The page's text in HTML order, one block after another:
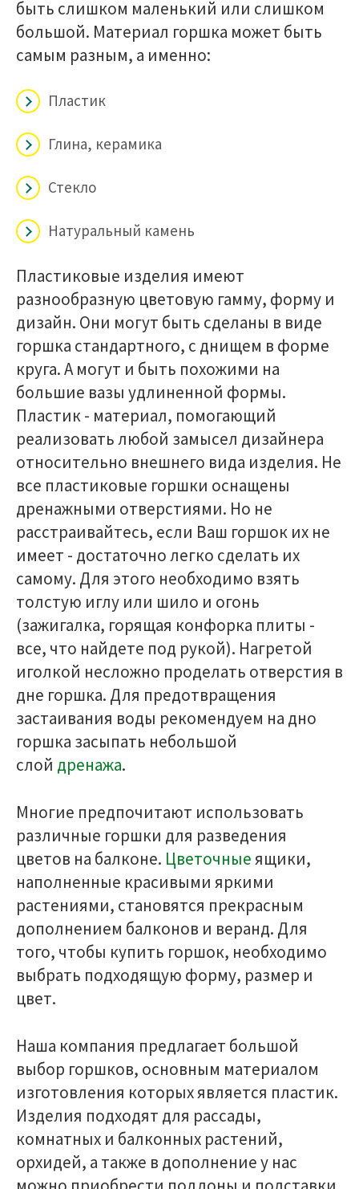
быть слишком маленький или слишком
большой. Материал горшка может быть
самым разным, а именно:
Пластик
Глина, керамика
Стекло
Натуральный камень
Пластиковые изделия имеют
разнообразную цветовую гамму, форму и
дизайн. Они могут быть сделаны в виде
горшка стандартного, с днищем в форме
круга. А могут и быть похожими на
большие вазы удлиненной формы.
Пластик - материал, помогающий
реализовать любой замысел дизайнера
относительно внешнего вида изделия. Не
все пластиковые горшки оснащены
дренажными отверстиями. Но не
расстраивайтесь, если Ваш горшок их не
имеет - достаточно легко сделать их
самому. Для этого необходимо взять
толстую иглу или шило и огонь
(зажигалка, горящая конфорка плиты -
все, что найдете под рукой). Нагретой
иголкой несложно проделать отверстия в
дне горшка. Для предотвращения
застаивания воды рекомендуем на дно
горшка засыпать небольшой
слой дренажа.
Многие предпочитают использовать
различные горшки для разведения
цветов на балконе. Цветочныеящики,
наполненные красивыми яркими
растениями, становятся прекрасным
дополнением балконов и веранд. Для
того, чтобы купить горшок, необходимо
выбрать подходящую форму, размер и
цвет.
Наша компания предлагает большой
выбор горшков, основным материалом
изготовления которых является пластик.
Изделия подходят для рассады,
комнатных и балконных растений,
орхидей, а также в дополнение у нас